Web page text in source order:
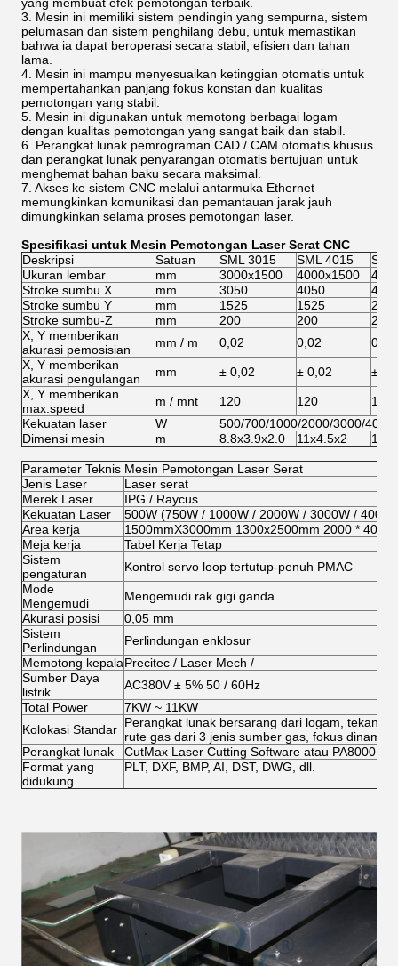
3. Mesin ini memiliki sistem pendingin yang sempurna, sistem
pelumasan dan sistem penghilang debu, untuk memastikan
bahwa ia dapat beroperasi secara stabil, efisien dan tahan
lama.
4. Mesin ini mampu menyesuaikan ketinggian otomatis untuk
mempertahankan panjang fokus konstan dan kualitas
pemotongan yang stabil.
5. Mesin ini digunakan untuk memotong berbagai logam
dengan kualitas pemotongan yang sangat baik dan stabil.
6. Perangkat lunak pemrograman CAD / CAM otomatis khusus
dan perangkat lunak penyarangan otomatis bertujuan untuk
menghemat bahan baku secara maksimal.
7. Akses ke sistem CNC melalui antarmuka Ethernet
memungkinkan komunikasi dan pemantauan jarak jauh
dimungkinkan selama proses pemotongan laser.
Spesifikasi untuk Mesin Pemotongan Laser Serat CNC
Deskripsi
Satuan SML 3015 SML 4015
Ukuran lembar
mm 3000x1500 4000x1500
Stroke sumbu X
mm 3050 4050
Stroke sumbu Y
mm 1525 1525
Stroke sumbu-Z
mm 200 200
200
X, Y memberikan
akurasi pemosisian
mm / m 0,02 0,02
0,02
X, Y memberikan
akurasi pengulangan
mm ± 0,02 ± 0,02
±
X, Y memberikan
max.speed
m / mnt 120 120
120
Kekuatan laser
W
500/700/1000/2000/3000/
Dimensi mesin
m 8.8x3.9x2.0 11x4.5x2
Parameter Teknis Mesin Pemotongan Laser Serat
Jenis Laser
Laser serat
Merek Laser
IPG / Raycus
Kekuatan Laser
500W (750W / 1000W / 2000W / 3000W /
Area kerja
1500mmX3000mm 1300x2500mm 2000 *
Meja kerja
Tabel Kerja Tetap
Sistem
pengaturan
Kontrol servo loop tertutup-penuh PMAC
Mode
Mengemudi
Mengemudi rak gigi ganda
Akurasi posisi
0,05 mm
Sistem
Perlindungan
Perlindungan enklosur
Memotong kepalaPrecitec / Laser Mech /
Sumber Daya
listrik
AC380V ± 5% 50 / 60Hz
Total Power
7KW ~ 11KW
Kolokasi Standar Perangkat lunak bersarang dari logam, tekanan
rute gas dari 3 jenis sumber gas, fokus
Perangkat lunak
CutMax Laser Cutting Software atau PA8000,
Format yang
didukung
PLT, DXF, BMP, AI, DST, DWG, dll.